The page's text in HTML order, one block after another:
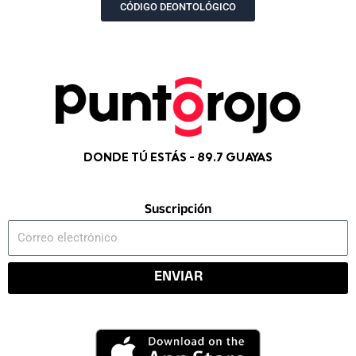
CÓDIGO DEONTOLÓGICO
DONDE TÚ ESTÁS - 89.7 GUAYAS
Suscripción
ENVIAR